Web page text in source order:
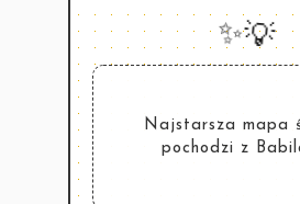
✨💡
Najstarsza mapa
pochodzi z